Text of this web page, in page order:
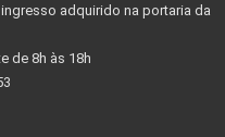
adquirido na portaria da
de 8h às 18h